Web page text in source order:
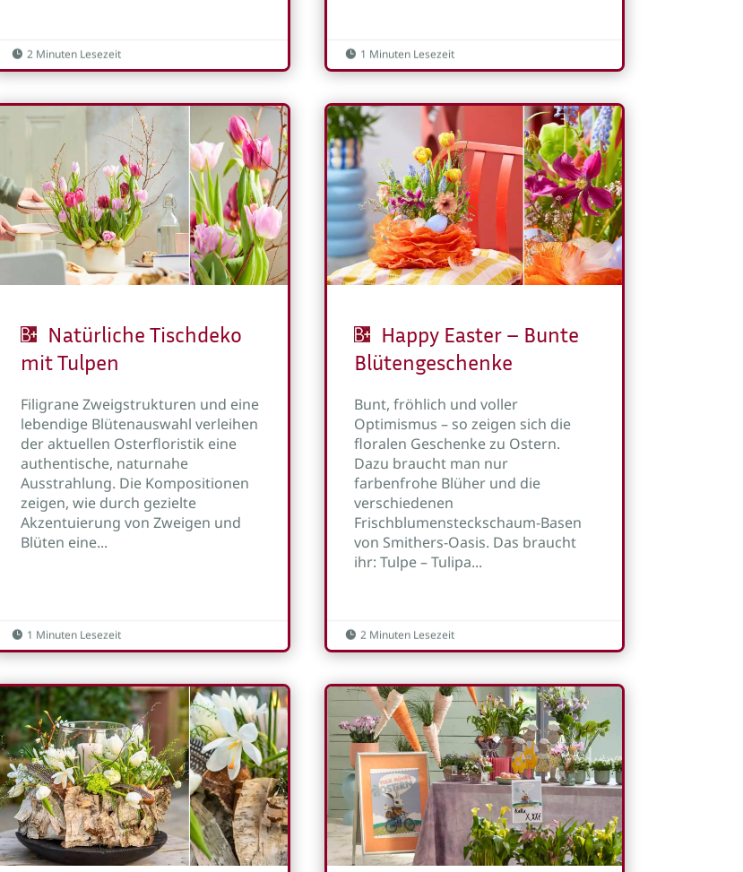
 2 Minuten Lesezeit  1 Minuten Lesezeit
Natürliche Tischdeko
mit Tulpen
Filigrane Zweigstrukturen und eine
lebendige Blütenauswahl verleihen
der aktuellen Osterfloristik eine
authentische, naturnahe
Ausstrahlung. Die Kompositionen
zeigen, wie durch gezielte
Akzentuierung von Zweigen und
Blüten eine...
 1 Minuten Lesezeit
Happy Easter – Bunte
Blütengeschenke
Bunt, fröhlich und voller
Optimismus – so zeigen sich die
floralen Geschenke zu Ostern.
Dazu braucht man nur
farbenfrohe Blüher und die
verschiedenen
Frischblumensteckschaum-Basen
von Smithers-Oasis. Das braucht
ihr: Tulpe – Tulipa...
 2 Minuten Lesezeit